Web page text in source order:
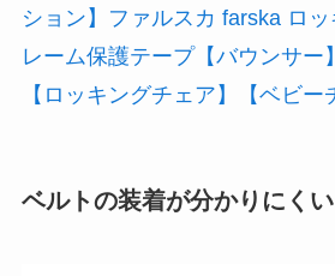
ション】ファルスカ farska ロ
レーム保護テープ【バウンサー
【ロッキングチェア】【ベビー
ベルトの装着が分かりにくい